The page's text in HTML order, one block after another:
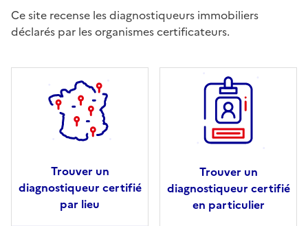
Ce site recense les diagnostiqueurs immobiliers
déclarés par les organismes certificateurs.
Trouver un
diagnostiqueur certifié
par lieu
Trouver un
diagnostiqueur certifié
en particulier